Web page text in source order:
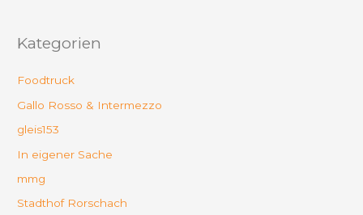
Kategorien
Foodtruck
Gallo Rosso & Intermezzo
gleis153
In eigener Sache
mmg
Stadthof Rorschach